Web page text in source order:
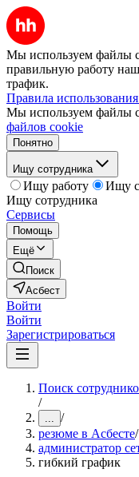
Мы используем файлы
правильную работу
трафик.
Правила
Мы используем файлы
файлов cookie
Понятно
Ищу сотрудника
Ищу работу
Ищу
Ищу сотрудника
Сервисы
Помощь
Ещё
Поиск
Асбест
Войти
Войти
Зарегистрироваться
Поиск
/
... /
резюме в Асбесте/
администратор
гибкий график